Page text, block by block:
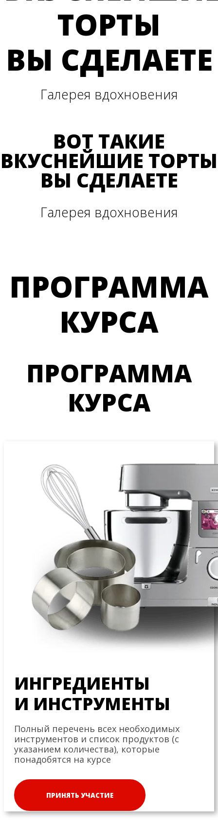
ТОРТЫ
ВЫ СДЕЛАЕТЕ
Галерея вдохновения
ВОТ ТАКИЕ
ВКУСНЕЙШИЕ ТОРТЫ
ВЫ СДЕЛАЕТЕ
Галерея вдохновения
ПРОГРАММА
КУРСА
ПРОГРАММА
КУРСА
ИНГРЕДИЕНТЫ
И ИНСТРУМЕНТЫ
Полный перечень всех необходимых
инструментов и список продуктов (с
указанием количества), которые
понадобятся на курсе
ПРИНЯТЬ УЧАСТИЕ